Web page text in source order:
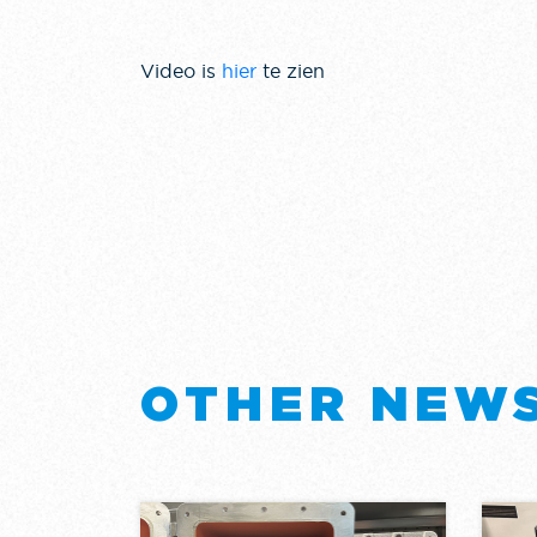
Video is hier te zien
OTHER